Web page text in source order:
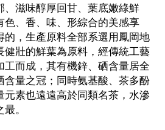
、滋味醇厚回甘、葉底嫩綠鮮
色、香、味、形綜合的美感享
的，生產原料全部系選用鳳岡地
健壯的鮮葉為原料，經傳統工藝
而成，其有機鋅、硒含量居全
含量之冠；同時氨基酸、茶多酚
素也遠遠高於同類名茶，水滲
。